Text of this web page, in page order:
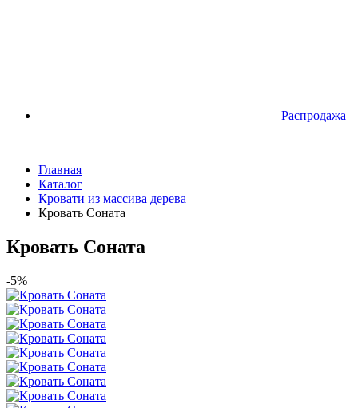
Распродажа
Главная
Каталог
Кровати из массива дерева
Кровать Соната
Кровать Соната
-5%